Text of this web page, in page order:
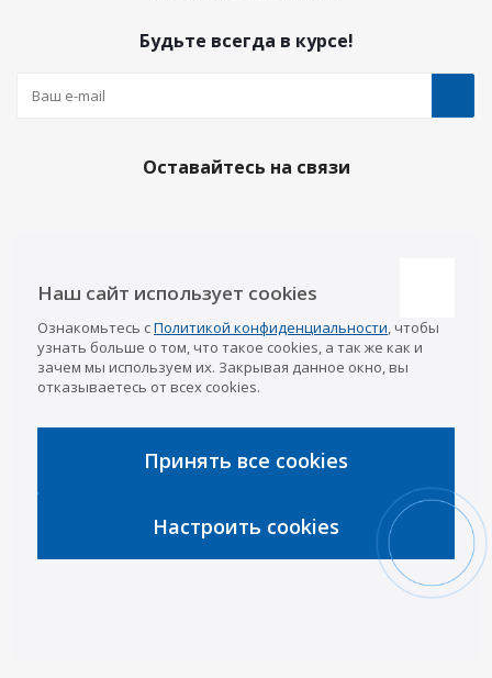
Будьте всегда в курсе!
Оставайтесь на связи
Казань
8 (843) 207-03-08
Уфа
8 (347) 258-84-87
8 (8352) 38-88-37
Интернет-магазин
info@a-pricep.ru
Наш сайт использует cookies
Ознакомьтесь сПолитикой конфиденциальности, чтобы
узнать больше о том, что такое cookies, а так же как и
зачем мы используем их. Закрывая данное окно, вы
отказываетесь от всех cookies.
Принять все cookies
Настроить cookies